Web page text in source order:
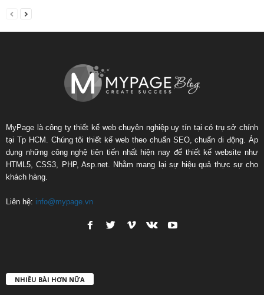
MyPage là công ty thiết kế web chuyên nghiệp uy tín tại có trụ sở chính
tại Tp HCM. Chúng tôi thiết kế web theo chuẩn SEO, chuẩn di động. Áp
dụng những công nghệ tiên tiến nhất hiện nay để thiết kế website như
HTML5, CSS3, PHP, Asp.net. Nhằm mang lại sự hiệu quả thực sự cho
khách hàng.
Liên hệ: info@mypage.vn
NHIỀU BÀI HƠN NỮA